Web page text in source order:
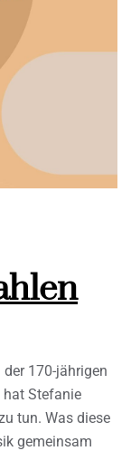
170-jährigen
hat Stefanie
tun. Was diese
gemeinsam